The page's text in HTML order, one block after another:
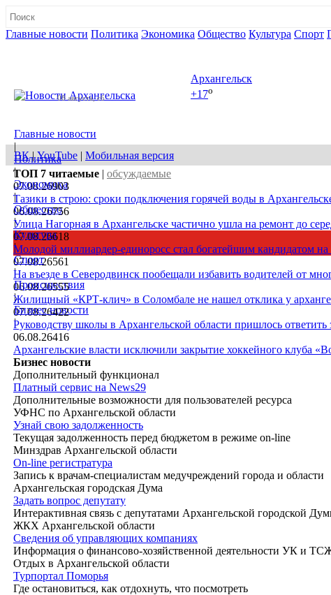
Главные новости Политика Экономика Общество Культура Спорт
08 августа, сб
Архангельск
+17o
Главные новости
|
Политика
|
Экономика
|
Общество
|
Культура
|
Спорт
|
Происшествия
|
Бизнес новости
|
ВК|YouTube | Мобильная версия
ТОП 7 читаемые | обсуждаемые
07.08.26903
Тазики в строю: сроки подключения горячей воды в
06.08.26756
Улица Нагорная в Архангельске частично ушла на ремонт до
07.08.26618
Молодой миллиардер-единоросс стал богатейшим кандидатом
07.08.26561
На въезде в Северодвинск пообещали избавить водителей от
06.08.26555
Жилищный «КРТ-клич» в Соломбале не нашел отклика у
07.08.26422
Руководству школы в Архангельской области пришлось ответить
06.08.26416
Архангельские власти исключили закрытие хоккейного клуба
Бизнес новости
Дополнительный функционал
Платный сервис на News29
Дополнительные возможности для пользователей ресурса
УФНС по Архангельской области
Узнай свою задолженность
Текущая задолженность перед бюджетом в режиме on-line
Минздрав Архангельской области
On-line регистратура
Запись к врачам-специалистам медучреждений города и области
Архангельская городская Дума
Задать вопрос депутату
Интерактивная связь с депутатами Архангельской городской
ЖКХ Архангельской области
Сведения об управляющих компаниях
Информация о финансово-хозяйственной деятельности УК и
Отдых в Архангельской области
Турпортал Поморья
Где остановиться, как отдохнуть, что посмотреть